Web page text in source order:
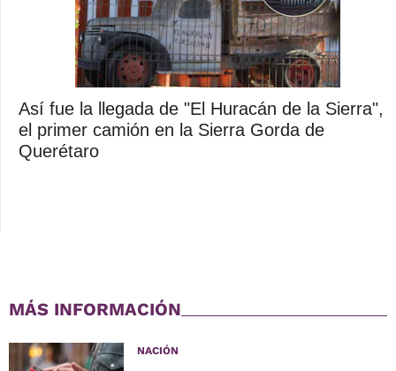
Así fue la llegada de "El Huracán de la Sierra",
el primer camión en la Sierra Gorda de
Querétaro
MÁS INFORMACIÓN
NACIÓN